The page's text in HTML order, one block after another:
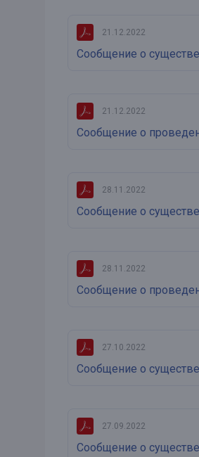
Все вклады
Мобильное приложение
Все сервисы
21.12.2022
Сообщение о
21.12.2022
Сообщение о
28.11.2022
Сообщение о
28.11.2022
Сообщение о
27.10.2022
Сообщение о
27.09.2022
Сообщение о